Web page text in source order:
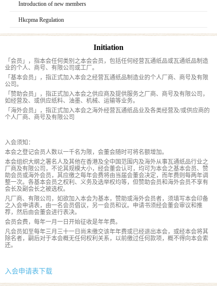
Introduction of new members
Hkcpma Regulation
Initiation
「会员」，指本会任何类别之本会会员，包括任何经营瓦通纸品或瓦通纸品制造
业的个人、商号、有限公司或工厂。
「基本会员」，指正式加入本会之经营瓦通纸品制造业的个人厂商、商号及有限
公司。
「赞助会员」，指正式加入本会之供应商及提供服务之厂商、商号及有限公司，
如经营及、或供应纸料、油墨、机械、运输等业务。
「海外会员」，指正式加入本会之海外经营瓦通纸品业及各类经营及/或供应商的
个人厂商、商号及有限公司
入会须知：
本会之登记会员人数以一千名为限，会董会随时可将名额增加。
本会组织大纲之署名人及其他在香港及全中国范围内及海外从事瓦通纸品行业之
厂商及有限公司，不论其规模大小，经会董会认可，均可为本会之基本会员、赞
助会员或海外会员，其应缴之每年会费将由当届会董会决定，而年费则每两年调
整一次。各基本会员之权利、义务及选举权均等，但赞助会员和海外会员不享有
会长及副会长之被选权。
凡厂商、有限公司，如欲加入本会为基本，赞助或海外会员者，须填写本会印备
之入会申请表，由一名会员倡议，另一会员和议。申请书须经会董会审议和推
荐，然后由会董会进行表决。
会员会费，每年一月一日开始征收是年年费。
凡会员如至每年三月三十一日尚未缴交该年年费或已经退出本会，或经本会将其
除名者，嗣后对于本会概无任何权利关系，以前缴过任何款项，概不得向本会索
还。
入会申请表下载